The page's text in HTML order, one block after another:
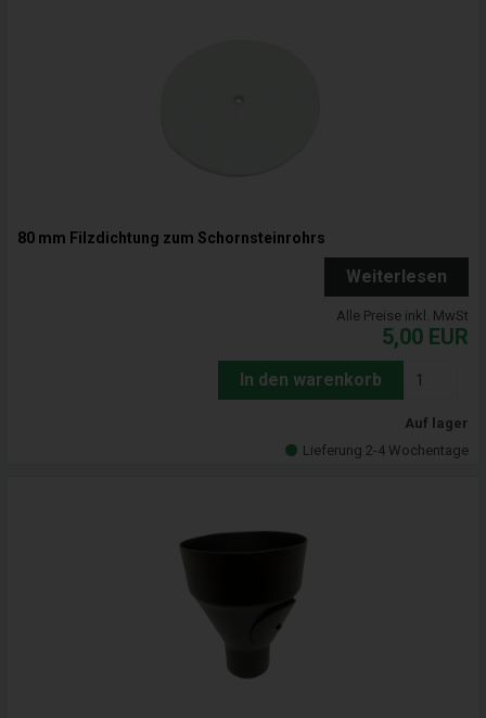
80 mm Filzdichtung zum Schornsteinrohrs
Weiterlesen
Alle Preise inkl. MwSt
5,00 EUR
In den warenkorb
Auf lager
Lieferung 2-4 Wochentage